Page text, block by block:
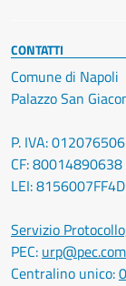
CONTATTI
Comune di Napoli
Palazzo San
P. IVA:
CF: 80014890638
LEI:
Servizio
PEC:
Centralino unico: